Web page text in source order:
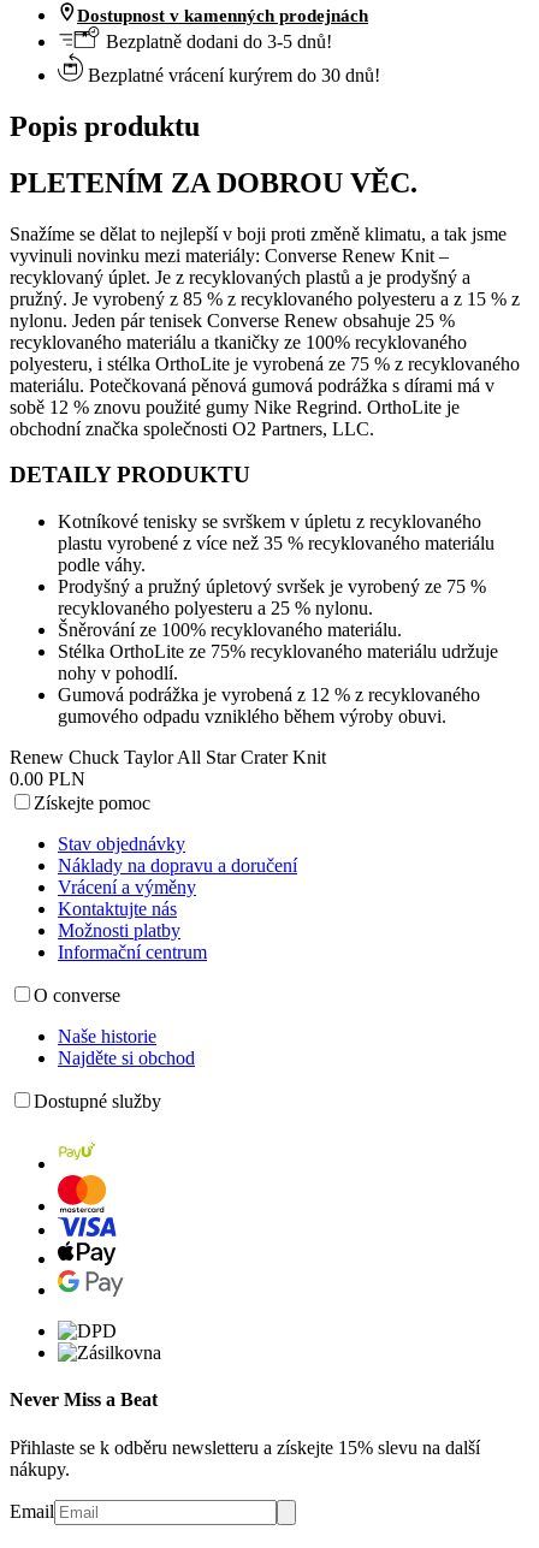
Dostupnost v kamenných prodejnách
Bezplatně dodani do 3-5 dnů!
Bezplatné vrácení kurýrem do 30 dnů!
Popis produktu
PLETENÍM ZA DOBROU VĚC.
Snažíme se dělat to nejlepší v boji proti změně klimatu, a tak jsme
vyvinuli novinku mezi materiály: Converse Renew Knit –
recyklovaný úplet. Je z recyklovaných plastů a je prodyšný a
pružný. Je vyrobený z 85 % z recyklovaného polyesteru a z 15 % z
nylonu. Jeden pár tenisek Converse Renew obsahuje 25 %
recyklovaného materiálu a tkaničky ze 100% recyklovaného
polyesteru, i stélka OrthoLite je vyrobená ze 75 % z recyklovaného
materiálu. Potečkovaná pěnová gumová podrážka s dírami má v
sobě 12 % znovu použité gumy Nike Regrind. OrthoLite je
obchodní značka společnosti O2 Partners, LLC.
DETAILY PRODUKTU
Kotníkové tenisky se svrškem v úpletu z recyklovaného
plastu vyrobené z více než 35 % recyklovaného materiálu
podle váhy.
Prodyšný a pružný úpletový svršek je vyrobený ze 75 %
recyklovaného polyesteru a 25 % nylonu.
Šněrování ze 100% recyklovaného materiálu.
Stélka OrthoLite ze 75% recyklovaného materiálu udržuje
nohy v pohodlí.
Gumová podrážka je vyrobená z 12 % z recyklovaného
gumového odpadu vzniklého během výroby obuvi.
Renew Chuck Taylor All Star Crater Knit
0.00 PLN
Získejte pomoc
Stav objednávky
Náklady na dopravu a doručení
Vrácení a výměny
Kontaktujte nás
Možnosti platby
Informační centrum
O converse
Naše historie
Najděte si obchod
Dostupné služby
Never Miss a Beat
Přihlaste se k odběru newsletteru a získejte 15% slevu na další
nákupy.
Email